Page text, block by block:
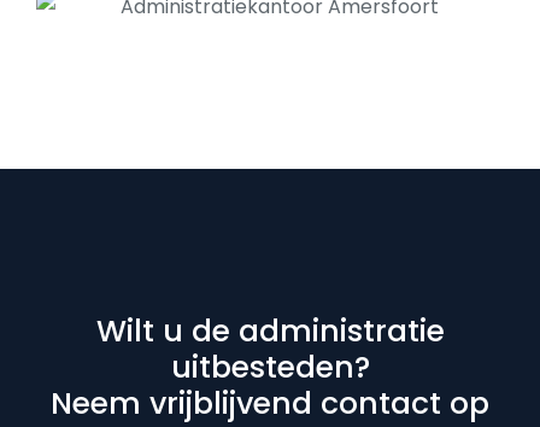
Wilt u de administratie
uitbesteden?
Neem vrijblijvend contact op